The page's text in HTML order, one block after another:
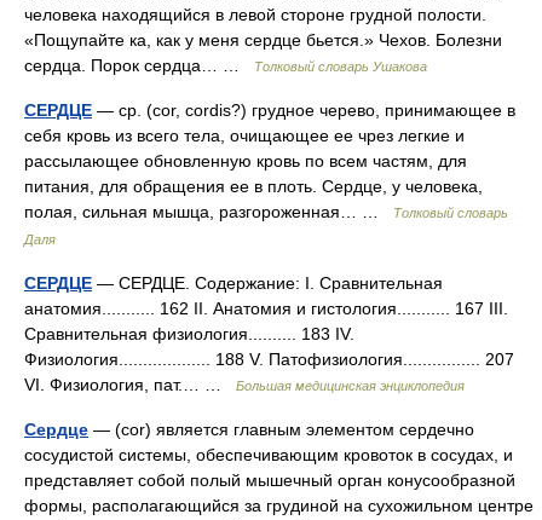
человека находящийся в левой стороне грудной полости.
«Пощупайте ка, как у меня сердце бьется.» Чехов. Болезни
сердца. Порок сердца… …
Толковый словарь Ушакова
СЕРДЦЕ — ср. (cor, cordis?) грудное черево, принимающее в
себя кровь из всего тела, очищающее ее чрез легкие и
рассылающее обновленную кровь по всем частям, для
питания, для обращения ее в плоть. Сердце, у человека,
полая, сильная мышца, разгороженная… …
Толковый словарь
Даля
СЕРДЦЕ — СЕРДЦЕ. Содержание: I. Сравнительная
анатомия........... 162 II. Анатомия и гистология........... 167 III.
Сравнительная физиология.......... 183 IV.
Физиология................... 188 V. Патофизиология................ 207
VІ. Физиология, пат.… …
Большая медицинская энциклопедия
Сердце — (cor) является главным элементом сердечно
сосудистой системы, обеспечивающим кровоток в сосудах, и
представляет собой полый мышечный орган конусообразной
формы, располагающийся за грудиной на сухожильном центре